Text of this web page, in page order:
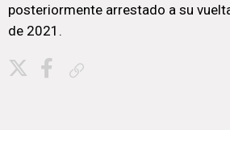
posteriormente arrestado a su
de 2021.